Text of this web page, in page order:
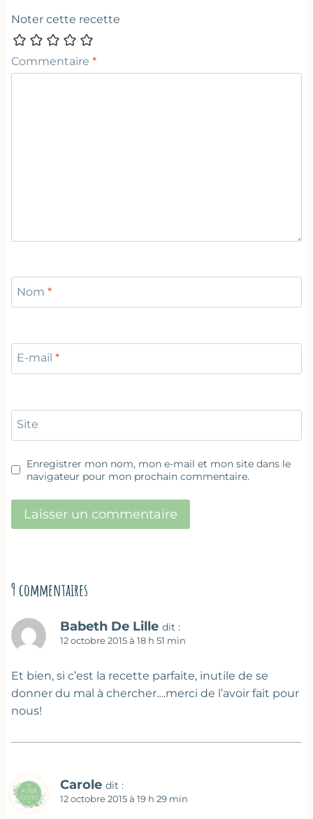
Noter cette recette
Commentaire *
Nom *
E-mail *
Site
Enregistrer mon nom, mon e-mail et mon site dans le
navigateur pour mon prochain commentaire.
9 commentaires
Babeth De Lille dit :
12 octobre 2015 à 18 h 51 min
Et bien, si c’est la recette parfaite, inutile de se
donner du mal à chercher….merci de l’avoir fait pour
nous!
Carole dit :
12 octobre 2015 à 19 h 29 min